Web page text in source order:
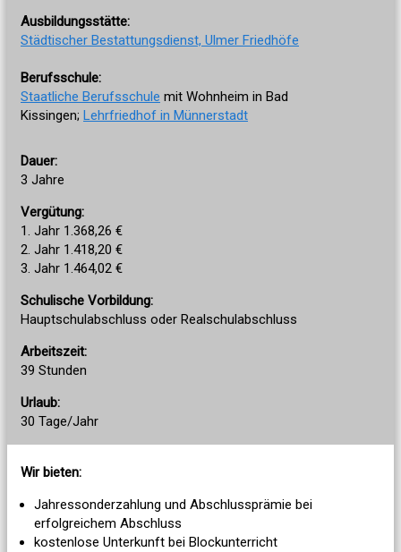
Ausbildungsstätte:
Städtischer Bestattungsdienst, Ulmer Friedhöfe
Berufsschule:
Staatliche Berufsschule mit Wohnheim in Bad
Kissingen; Lehrfriedhof in Münnerstadt
Dauer:
3 Jahre
Vergütung:
1. Jahr 1.368,26 €
2. Jahr 1.418,20 €
3. Jahr 1.464,02 €
Schulische Vorbildung:
Hauptschulabschluss oder Realschulabschluss
Arbeitszeit:
39 Stunden
Urlaub:
30 Tage/Jahr
Wir bieten:
Jahressonderzahlung und Abschlussprämie bei
erfolgreichem Abschluss
kostenlose Unterkunft bei Blockunterricht